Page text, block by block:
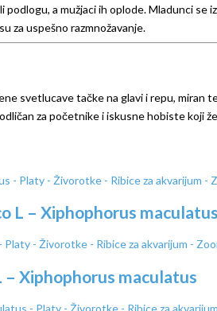
a mužjaci ih oplode. Mladunci
za uspešno razmnožavanje.
svetlucave tačke na glavi i repu,
za početnike i iskusne hobiste koji
L – Xiphophorus maculatus
– Xiphophorus maculatus